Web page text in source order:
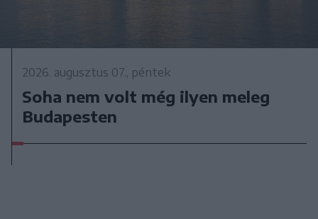
2026. augusztus 07., péntek
Soha nem volt még ilyen meleg
Budapesten